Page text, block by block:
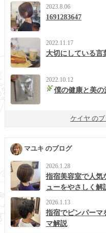
2023.8.06
1691283647
2022.11.17
大切にしている言
2022.10.12
僕の健康と美の
ケイヤ の
マユキ のブログ
2026.1.28
指宿美容室で人気
ューをやさしく解
2026.1.13
指宿でピンパーマ
マ解説